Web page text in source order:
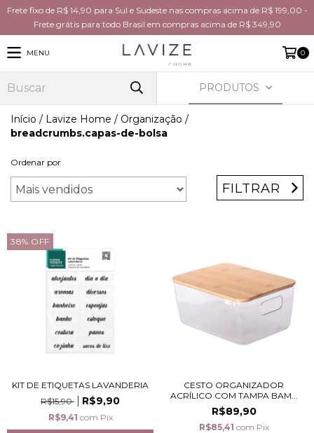
Frete fixo de R$ 14,90 para Sul e Sudeste nas compras acima de R$ 199,00 -
Frete grátis para todo Brasil em compras acima de R$ 349,90
MENU 0
PRODUTOS
Início / Lavize Home / Organização /
breadcrumbs.capas-de-bolsa
Ordenar por
FILTRAR
38% OFF
KIT DE ETIQUETAS LAVANDERIA
R$15,90
R$9,90
R$9,41 com Pix
CESTO ORGANIZADOR
ACRÍLICO COM TAMPA BAM...
R$89,90
R$85,41 com Pix